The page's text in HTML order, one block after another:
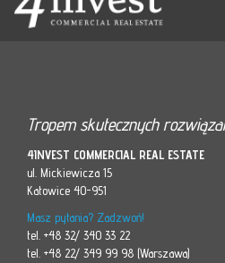
Tropem skutecznych
4INVEST COMMERCIAL REAL ESTATE
ul. Mickiewicza 15
Katowice 40-951
Masz pytania? Zadzwoń!
tel. +48 32/ 340 33 22
tel. +48 22/ 349 99 98 (Warszawa)